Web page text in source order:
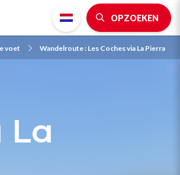
OPZOEKEN
voet Wandelroute : Les Coches via La Pierra
La